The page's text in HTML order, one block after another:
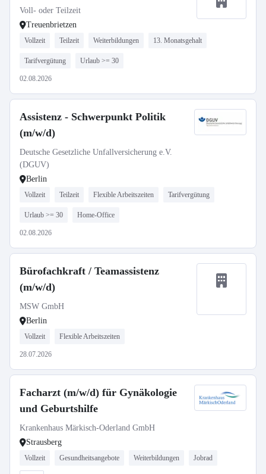
Voll- oder Teilzeit
Treuenbrietzen
Vollzeit Teilzeit Weiterbildungen 13. Monatsgehalt
Tarifvergütung Urlaub >= 30
02.08.2026
Assistenz - Schwerpunkt Politik
(m/w/d)
Deutsche Gesetzliche Unfallversicherung e.V.
(DGUV)
Berlin
Vollzeit Teilzeit Flexible Arbeitszeiten Tarifvergütung
Urlaub >= 30 Home-Office
02.08.2026
Bürofachkraft / Teamassistenz
(m/w/d)
MSW GmbH
Berlin
Vollzeit Flexible Arbeitszeiten
28.07.2026
Facharzt (m/w/d) für Gynäkologie
und Geburtshilfe
Krankenhaus Märkisch-Oderland GmbH
Strausberg
Vollzeit Gesundheitsangebote Weiterbildungen Jobrad